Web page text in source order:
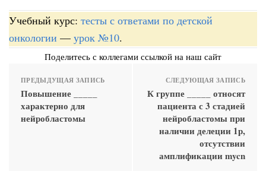
Учебный курс: тесты с ответами по детской
онкологии — урок №10.
Поделитесь с коллегами ссылкой на наш сайт
ПРЕДЫДУЩАЯ ЗАПИСЬ
Повышение _____
характерно для
нейробластомы
СЛЕДУЮЩАЯ ЗАПИСЬ
К группе _____ относят
пациента с 3 стадией
нейробластомы при
наличии делеции 1р,
отсутствии
амплификации mycn